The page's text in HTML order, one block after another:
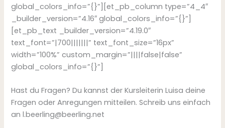
global_colors_info=”{}”][et_pb_column type=”4_4″
_builder_version=”4.16″ global_colors_info=”{}”]
[et_pb_text _builder_version=”4.19.0″
text_font=”|700|||||||” text_font_size=”16px”
width=”100%” custom_margin=”||||false|false”
global_colors_info=”{}”]
Hast du Fragen? Du kannst der Kursleiterin Luisa deine
Fragen oder Anregungen mitteilen. Schreib uns einfach
an l.beerling@beerling.net